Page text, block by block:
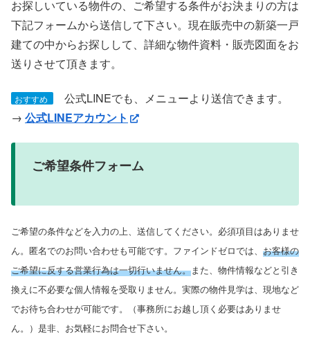
お探しいている物件の、ご希望する条件がお決まりの方は
下記フォームから送信して下さい。現在販売中の新築一戸
建ての中からお探しして、詳細な物件資料・販売図面をお
送りさせて頂きます。
おすすめ
公式LINEでも、メニューより送信できます。
→ 公式LINEアカウント
ご希望条件フォーム
ご希望の条件などを入力の上、送信してください。必須項目はありませ
ん。匿名でのお問い合わせも可能です。ファインドゼロでは、 お客様の
ご希望に反する営業行為は一切行いません。また、物件情報などと引き
換えに不必要な個人情報を受取りません。実際の物件見学は、現地など
でお待ち合わせが可能です。（事務所にお越し頂く必要はありませ
ん。）是非、お気軽にお問合せ下さい。